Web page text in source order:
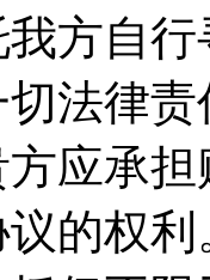
方自
法律
应承
的权